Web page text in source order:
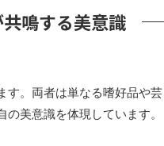
鳴する美意識
す。両者は単なる嗜好品や芸
美意識を体現しています。